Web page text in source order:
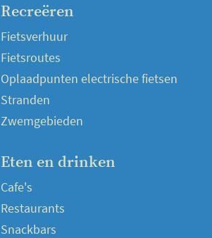
Recreëren
Fietsverhuur
Fietsroutes
Oplaadpunten electrische fietsen
Stranden
Zwemgebieden
Eten en drinken
Cafe's
Restaurants
Snackbars